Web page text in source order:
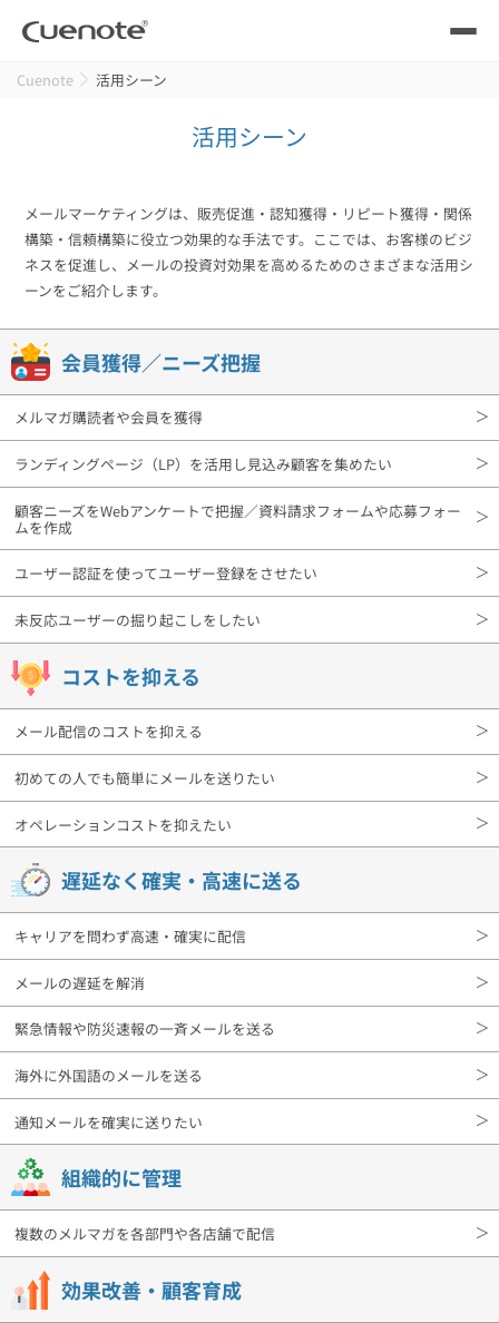
製品
メールリレーサーバー
SMS配信サービス
認証サービス
Webプッシュ通知サービス
SNSプロモーション支援事業
（当社グループ企業）
活用シーントップ
会員獲得／ニーズ把握
遅延なく確実・高速に送る
組織的に管理
効果改善・顧客育成
セキュリティ対策
デジタルマーケティング
導入事例
サポート
セミナー
ブログ・各種資料トップ
マーケティングブログ
資料ダウンロード
メール配信用語集
資料請求・お問い合わせ
東京03-6820-0515 大阪06-6131-9960
（平日 10:00〜18:00）
Cuenote 活用シーン
活用シーン
メールマーケティングは、販売促進・認知獲得・リピート獲得・関係
構築・信頼構築に役立つ効果的な手法です。ここでは、お客様のビジ
ネスを促進し、メールの投資対効果を高めるためのさまざまな活用シ
ーンをご紹介します。
会員獲得／ニーズ把握
メルマガ購読者や会員を獲得
ランディングページ（LP）を活用し見込み顧客を集めたい
顧客ニーズをWebアンケートで把握／資料請求フォームや応募フォー
ムを作成
ユーザー認証を使ってユーザー登録をさせたい
未反応ユーザーの掘り起こしをしたい
コストを抑える
メール配信のコストを抑える
初めての人でも簡単にメールを送りたい
オペレーションコストを抑えたい
遅延なく確実・高速に送る
キャリアを問わず高速・確実に配信
メールの遅延を解消
緊急情報や防災速報の一斉メールを送る
海外に外国語のメールを送る
通知メールを確実に送りたい
組織的に管理
複数のメルマガを各部門や各店舗で配信
効果改善・顧客育成